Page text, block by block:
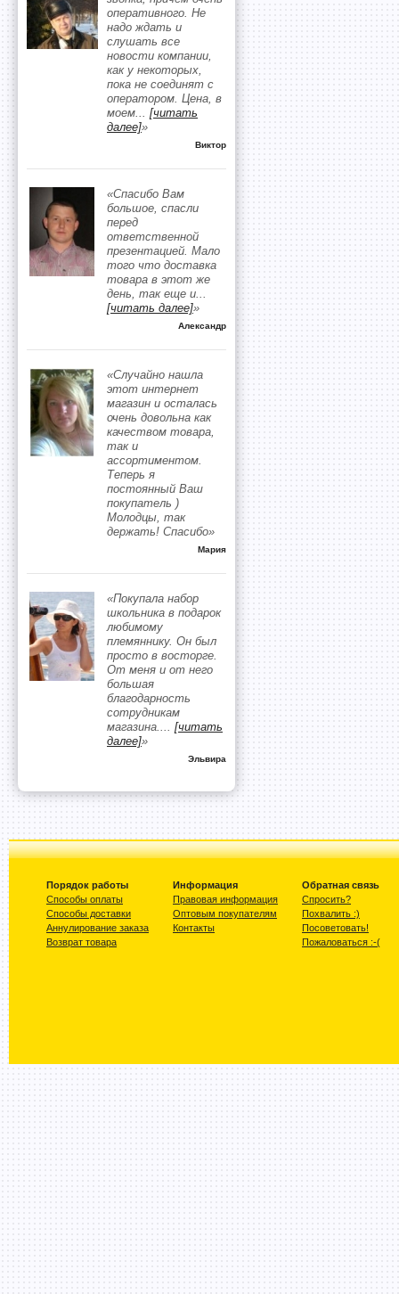
оперативного. Не
надо ждать и
слушать все
новости компании,
как у некоторых,
пока не соединят с
оператором. Цена, в
моем... [читать
далее]»
Виктор
«Спасибо Вам
большое, спасли
перед
ответственной
презентацией. Мало
того что доставка
товара в этот же
день, так еще и...
[читать далее]»
Александр
«Случайно нашла
этот интернет
магазин и осталась
очень довольна как
качеством товара,
так и
ассортиментом.
Теперь я
постоянный Ваш
покупатель )
Молодцы, так
держать! Спасибо»
Мария
«Покупала набор
школьника в подарок
любимому
племяннику. Он был
просто в восторге.
От меня и от него
большая
благодарность
сотрудникам
магазина.... [читать
далее]»
Эльвира
Порядок работы
Способы оплаты
Способы доставки
Аннулирование заказа
Возврат товара
Информация
Правовая информация
Оптовым покупателям
Контакты
Обратная связь
Спросить?
Похвалить :)
Посоветовать!
Пожаловаться :-(